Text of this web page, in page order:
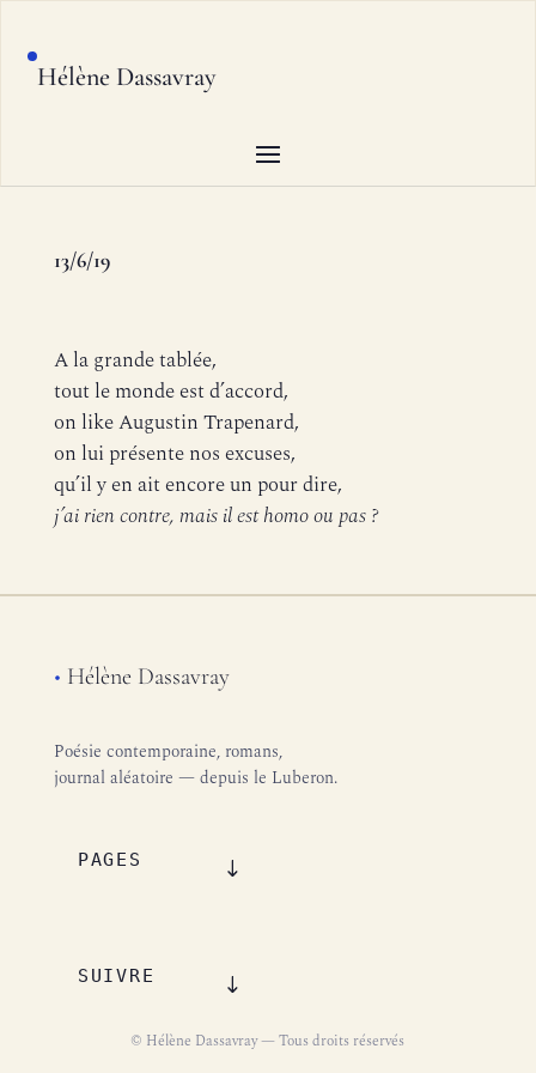
Hélène Dassavray
13/6/19
A la grande tablée,
tout le monde est d’accord,
on like Augustin Trapenard,
on lui présente nos excuses,
qu’il y en ait encore un pour dire,
j’ai rien contre, mais il est homo ou pas ?
• Hélène Dassavray
Poésie contemporaine, romans,
journal aléatoire — depuis le Luberon.
PAGES
SUIVRE
© Hélène Dassavray — Tous droits réservés